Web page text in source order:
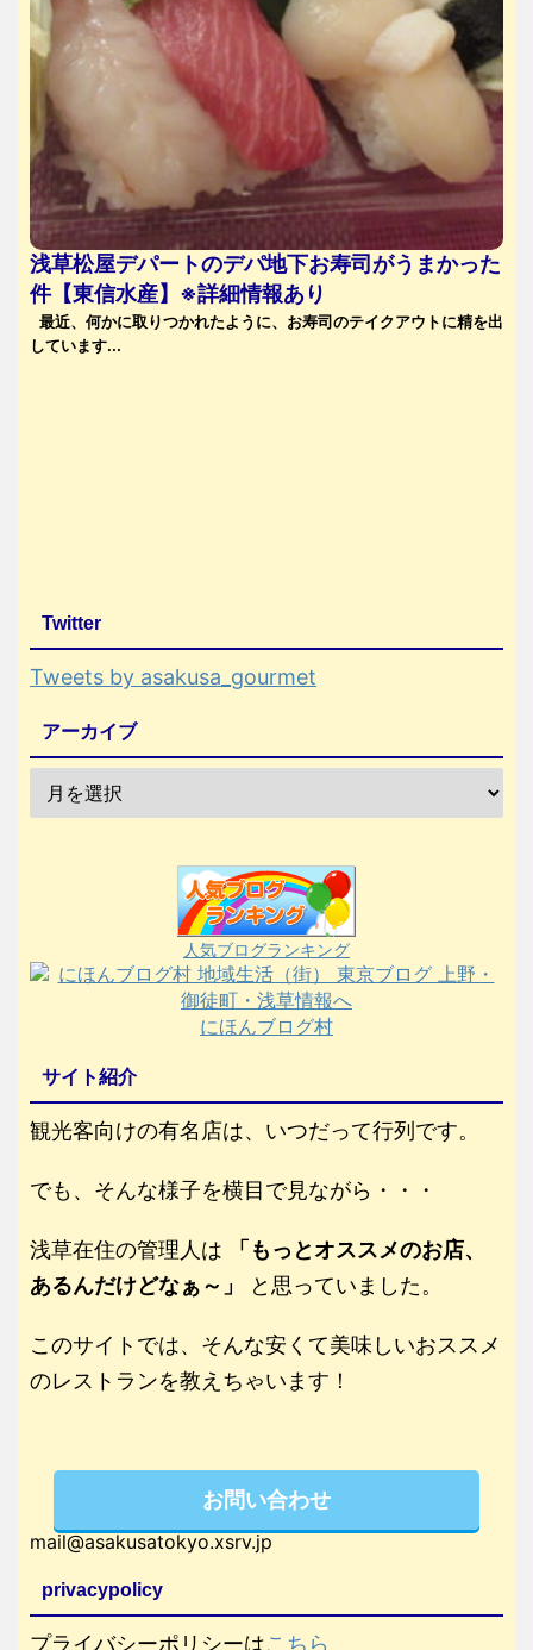
浅草松屋デパートのデパ地下お寿司がうまかった
件【東信水産】※詳細情報あり
最近、何かに取りつかれたように、お寿司のテイクアウトに精を出
しています...
Twitter
Tweets by asakusa_gourmet
アーカイブ
人気ブログランキング
にほんブログ村
サイト紹介
観光客向けの有名店は、いつだって行列です。
でも、そんな様子を横目で見ながら・・・
浅草在住の管理人は
「もっとオススメのお店、
あるんだけどなぁ～」
と思っていました。
このサイトでは、そんな安くて美味しいおススメ
のレストランを教えちゃいます！
お問い合わせ
mail@asakusatokyo.xsrv.jp
privacypolicy
プライバシーポリシーはこちら